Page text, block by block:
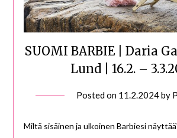
SUOMI BARBIE | Daria
Lund | 16.2. –
Posted on 11.2.2024by
Miltä sisäinen ja ulkoinen Barbiesi